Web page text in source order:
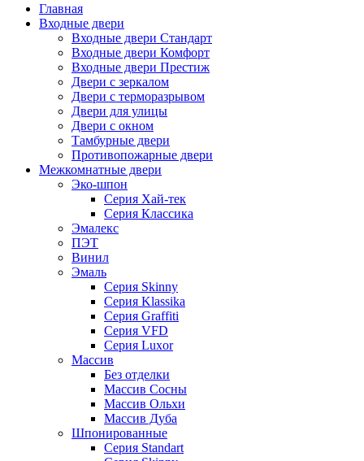
Главная
Входные двери
Входные двери Стандарт
Входные двери Комфорт
Входные двери Престиж
Двери с зеркалом
Двери с терморазрывом
Двери для улицы
Двери с окном
Тамбурные двери
Противопожарные двери
Межкомнатные двери
Эко-шпон
Серия Хай-тек
Серия Классика
Эмалекс
ПЭТ
Винил
Эмаль
Серия Skinny
Серия Klassika
Серия Graffiti
Серия VFD
Серия Luxor
Массив
Без отделки
Массив Сосны
Массив Ольхи
Массив Дуба
Шпонированные
Серия Standart